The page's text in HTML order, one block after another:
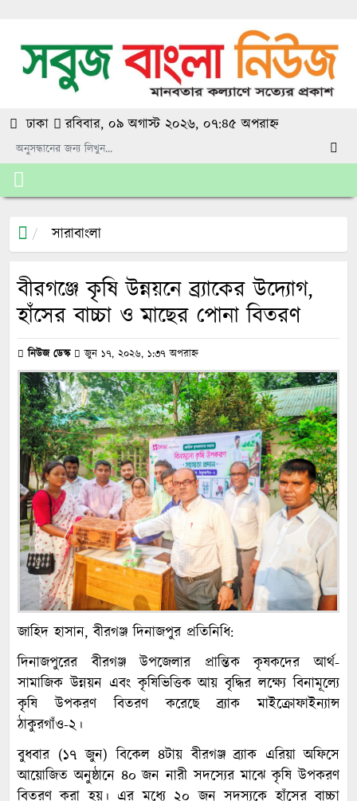
ঢাকা রবিবার, ০৯ অগাস্ট ২০২৬, ০৭:৪৫ অপরাহ্ন
সারাবাংলা
বীরগঞ্জে কৃষি উন্নয়নে ব্র্যাকের উদ্যোগ,
হাঁসের বাচ্চা ও মাছের পোনা বিতরণ
নিউজ ডেস্ক জুন ১৭, ২০২৬, ১:৩৭ অপরাহ্ন
জাহিদ হাসান, বীরগঞ্জ দিনাজপুর প্রতিনিধি:
দিনাজপুরের বীরগঞ্জ উপজেলার প্রান্তিক কৃষকদের আর্থ-
সামাজিক উন্নয়ন এবং কৃষিভিত্তিক আয় বৃদ্ধির লক্ষ্যে বিনামূল্যে
কৃষি উপকরণ বিতরণ করেছে ব্র্যাক মাইক্রোফাইন্যান্স
ঠাকুরগাঁও-২।
বুধবার (১৭ জুন) বিকেল ৪টায় বীরগঞ্জ ব্র্যাক এরিয়া অফিসে
আয়োজিত অনুষ্ঠানে ৪০ জন নারী সদস্যের মাঝে কৃষি উপকরণ
বিতরণ করা হয়। এর মধ্যে ২০ জন সদস্যকে হাঁসের বাচ্চা